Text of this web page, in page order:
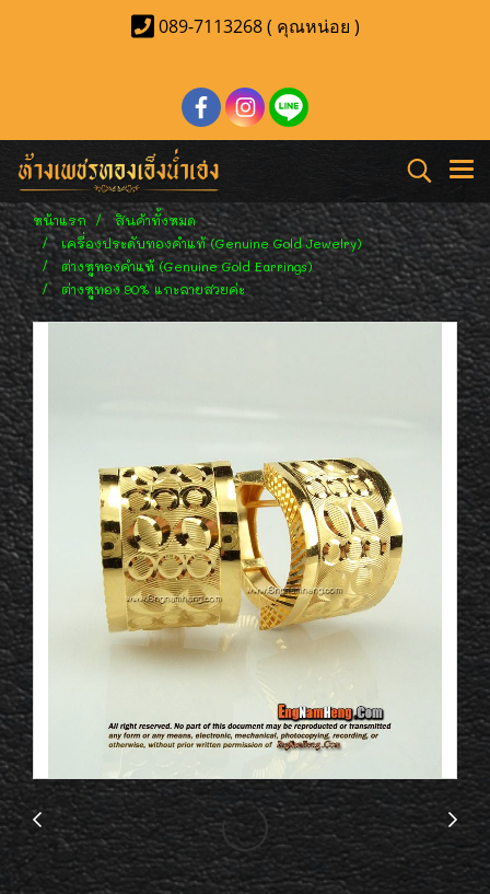
089-7113268 ( คุณหน่อย )
หน้าแรก
สินค้าทั้งหมด
เครื่องประดับทองคำแท้ (Genuine Gold Jewelry)
ต่างหูทองคำแท้ (Genuine Gold Earrings)
ต่างหูทอง 90% แกะลายสวยค่ะ